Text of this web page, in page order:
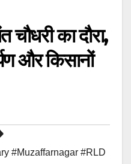
का दौरा,
और किसानों
#Muzaffarnagar #RLD